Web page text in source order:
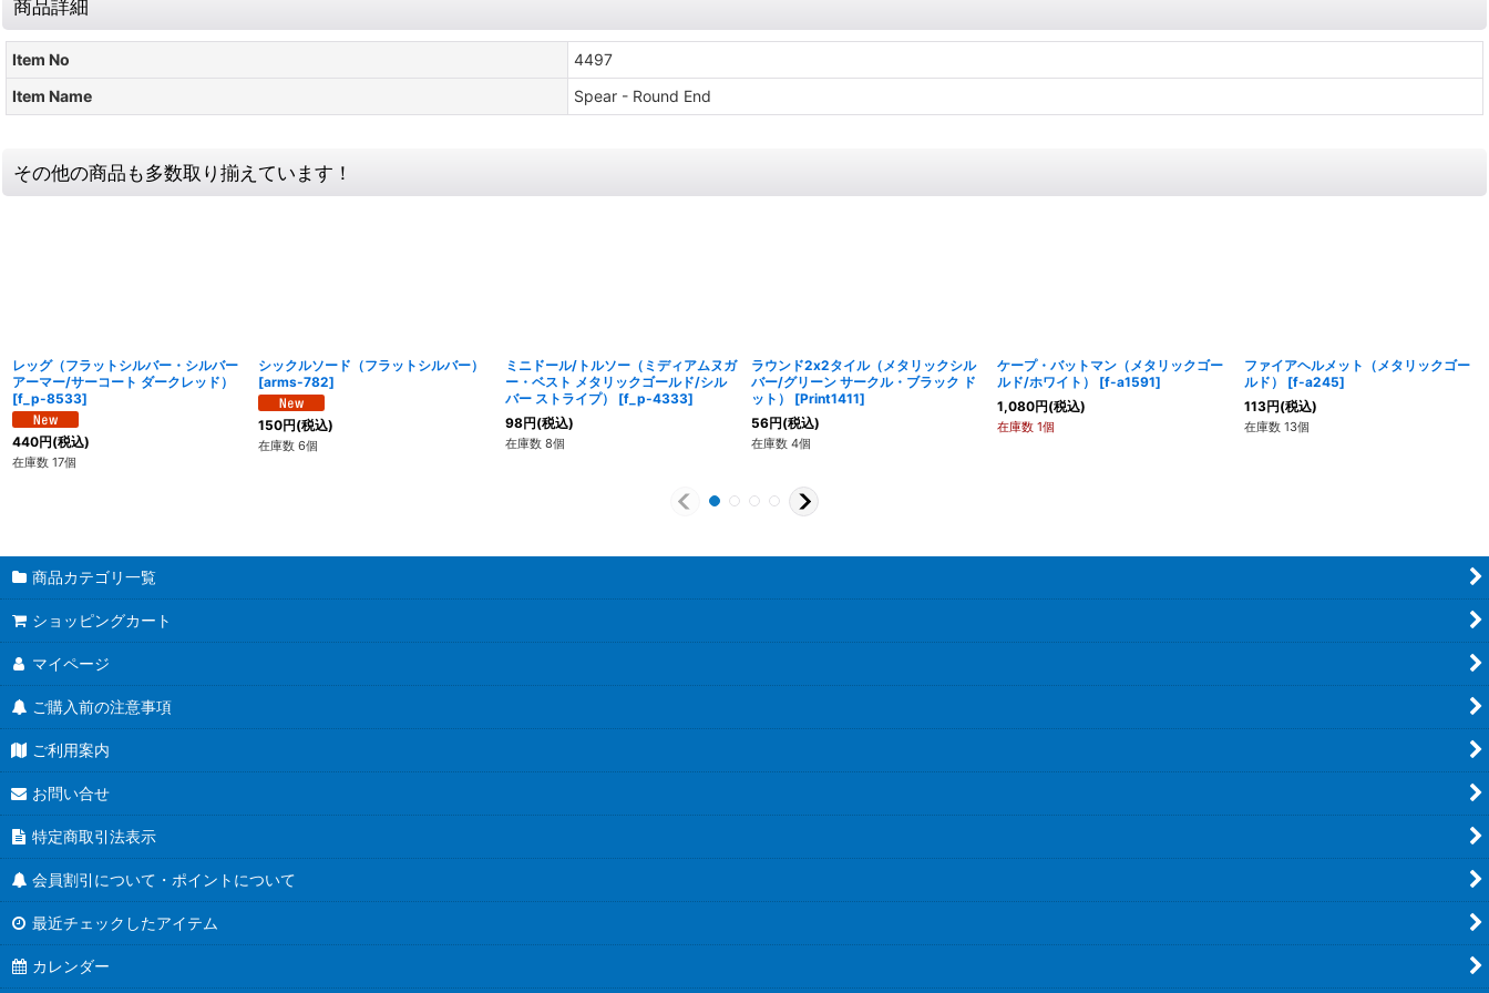
商品詳細
Item No
4497
Item Name
Spear - Round End
その他の商品も多数取り揃えています！
レッグ（フラットシルバー・シルバー
アーマー/サーコート ダークレッド）
[f_p-8533]
440円(税込)
在庫数 17個
シックルソード（フラットシルバー）
[arms-782]
150円(税込)
在庫数 6個
ミニドール/トルソー（ミディアムヌガ
ー・ベスト メタリックゴールド/シル
バー ストライプ）
[f_p-4333]
98円(税込)
在庫数 8個
ラウンド2x2タイル（メタリックシル
バー/グリーン サークル・ブラック ド
ット）
[Print1411]
56円(税込)
在庫数 4個
ケープ・バットマン（メタリックゴー
ルド/ホワイト）
[f-a1591]
1,080円(税込)
在庫数 1個
ファイアヘルメット（メタリックゴー
ルド）
[f-a245]
113円(税込)
在庫数 13個
商品カテゴリ一覧
ショッピングカート
マイページ
ご購入前の注意事項
ご利用案内
お問い合せ
特定商取引法表示
会員割引について・ポイントについて
最近チェックしたアイテム
カレンダー